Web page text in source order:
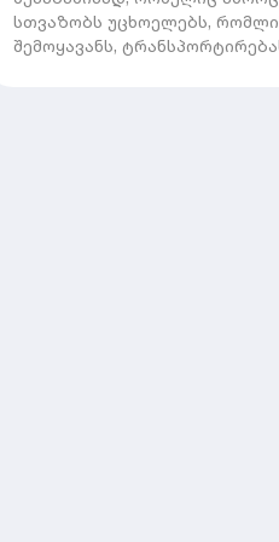
სთვაზობს უცხოელებს,
შემოყავანს,